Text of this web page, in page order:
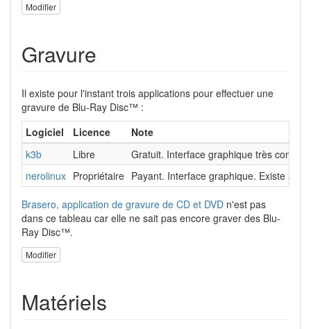
Modifier
Gravure
Il existe pour l'instant trois applications pour effectuer une
gravure de Blu-Ray Disc™ :
Logiciel
Licence
Note
k3b
Libre
Gratuit. Interface graphique très
nerolinux Propriétaire Payant. Interface graphique. Existe
Brasero, application de gravure de CD et DVD n'est pas
dans ce tableau car elle ne sait pas encore graver des Blu-
Ray Disc™.
Modifier
Matériels